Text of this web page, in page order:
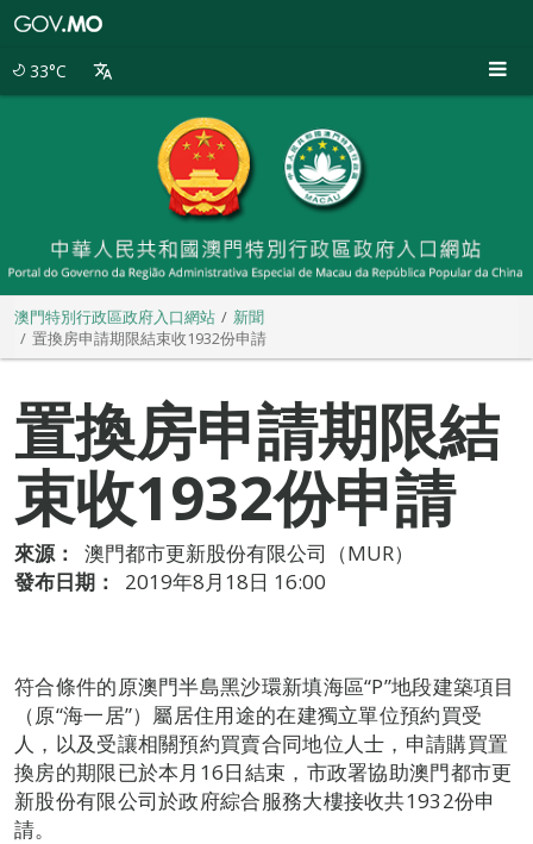
33°C
澳門特別行政區政府入口網站
新聞
置換房申請期限結束收1932份申請
置換房申請期限結
束收1932份申請
來源：
澳門都市更新股份有限公司（MUR）
發布日期：
2019年8月18日 16:00
符合條件的原澳門半島黑沙環新填海區“P”地段建築項目
（原“海一居”）屬居住用途的在建獨立單位預約買受
人，以及受讓相關預約買賣合同地位人士，申請購買置
換房的期限已於本月16日結束，市政署協助澳門都市更
新股份有限公司於政府綜合服務大樓接收共1932份申
請。